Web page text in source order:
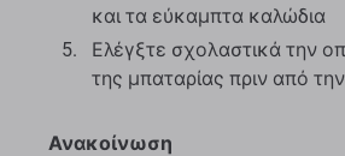
και τα εύκαμπτα καλώδια
Ελέγξτε σχολαστικά την
της μπαταρίας πριν από
Ανακοίνωση